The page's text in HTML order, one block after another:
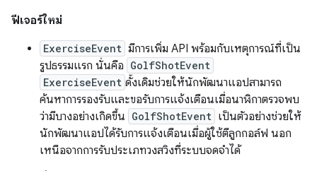
ฟีเจอร์ใหม่
ExerciseEvent มีการเพิ่ม API พร้อมกับเหตุการณ์ที่เป็น
รูปธรรมแรก นั่นคือ GolfShotEvent
ExerciseEvent ดั้งเดิมช่วยให้นักพัฒนาแอปสามารถ
ค้นหาการรองรับและขอรับการแจ้งเตือนเมื่อนาฬิกาตรวจพบ
ว่ามีบางอย่างเกิดขึ้น GolfShotEvent เป็นตัวอย่างช่วยให้
นักพัฒนาแอปได้รับการแจ้งเตือนเมื่อผู้ใช้ตีลูกกอล์ฟ นอก
เหนือจากการรับประเภทวงสวิงที่ระบบจดจำได้